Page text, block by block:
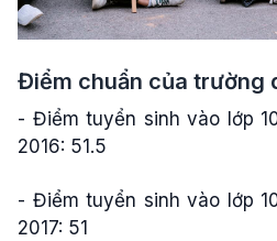
Điểm chuẩn của trường
- Điểm tuyển sinh vào lớp
2016: 51.5
- Điểm tuyển sinh vào lớp
2017: 51